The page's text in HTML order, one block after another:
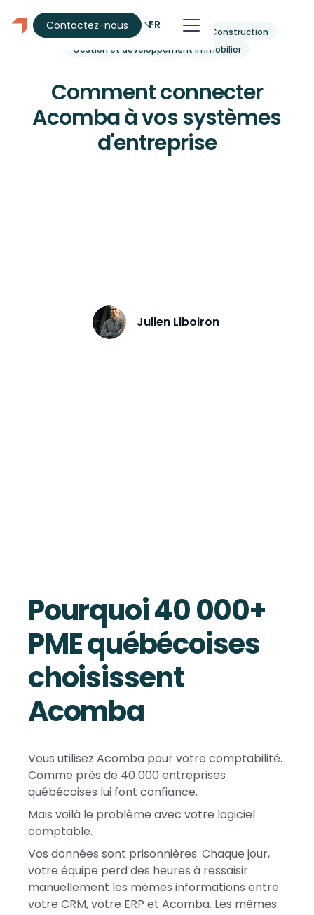
FR
Contactez-nous
Automatisation Manufacturier
Construction
Gestion et développement immobilier
Comment connecter
Acomba à vos systèmes
d'entreprise
Julien Liboiron
Pourquoi 40 000+
PME québécoises
choisissent
Acomba
Vous utilisez Acomba pour votre comptabilité.
Comme près de 40 000 entreprises
québécoises lui font confiance.
Mais voilà le problème avec votre logiciel
comptable.
Vos données sont prisonnières. Chaque jour,
votre équipe perd des heures à ressaisir
manuellement les mêmes informations entre
votre CRM, votre ERP et Acomba. Les mêmes